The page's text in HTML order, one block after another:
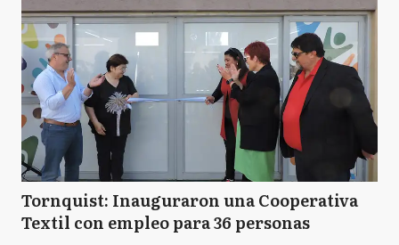
Tornquist: Inauguraron una Cooperativa
Textil con empleo para 36 personas